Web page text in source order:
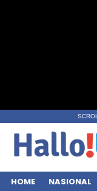
HOME NASIONAL